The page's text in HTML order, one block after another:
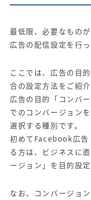
最低限、必要なもの
広告の配信設定を行っ
ここでは、広告の目
合の設定方法をご紹介
広告の目的「コンバ
でのコンバージョン
選択する種別です。
初めてFacebook広告
る方は、ビジネスに
ージョン」を目的設
なお、コンバージョ